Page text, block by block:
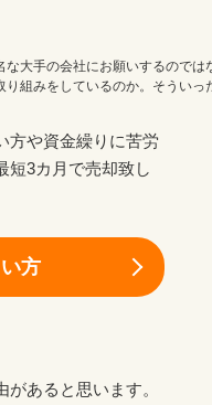
な大手の会社にお願いするのでは
組みをしているのか。そういっ
方や資金繰りに苦労
短3カ月で売却致し
方
あると思います。